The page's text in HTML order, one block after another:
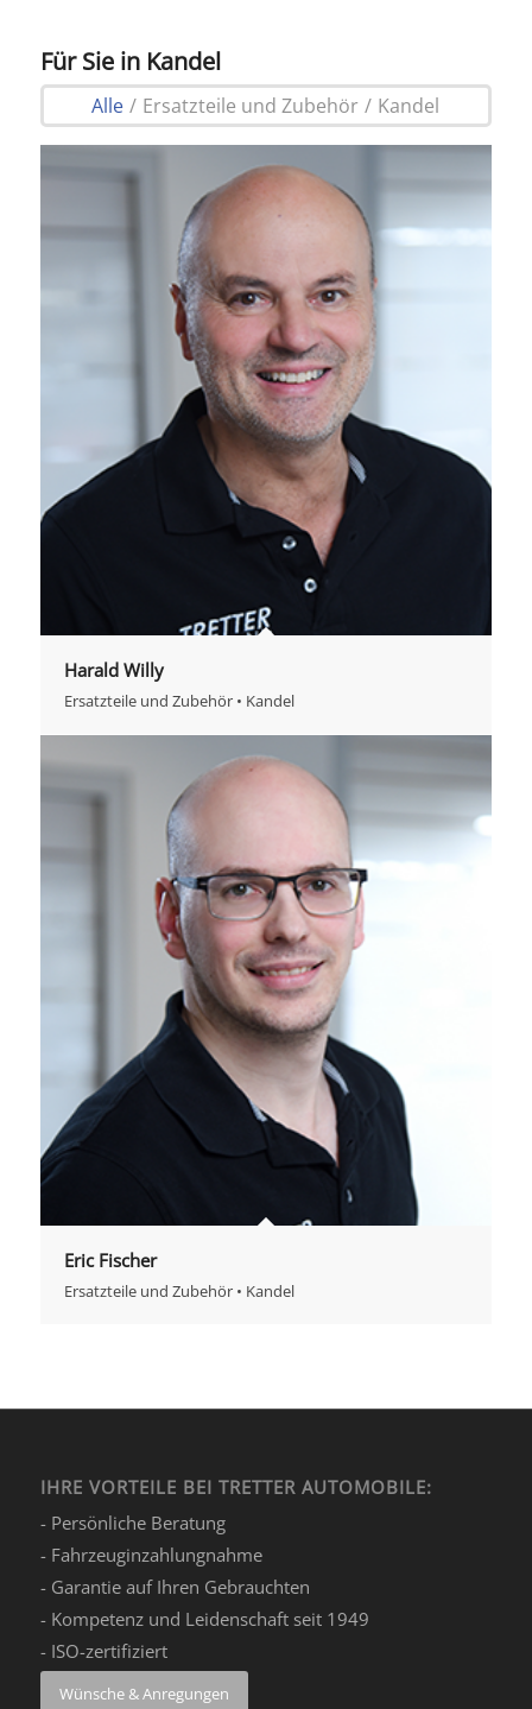
Für Sie in Kandel
Alle / Ersatzteile und Zubehör / Kandel
Harald Willy
Ersatzteile und Zubehör • Kandel
Eric Fischer
Ersatzteile und Zubehör • Kandel
IHRE VORTEILE BEI TRETTER AUTOMOBILE:
- Persönliche Beratung
- Fahrzeuginzahlungnahme
- Garantie auf Ihren Gebrauchten
- Kompetenz und Leidenschaft seit 1949
- ISO-zertifiziert
Wünsche & Anregungen